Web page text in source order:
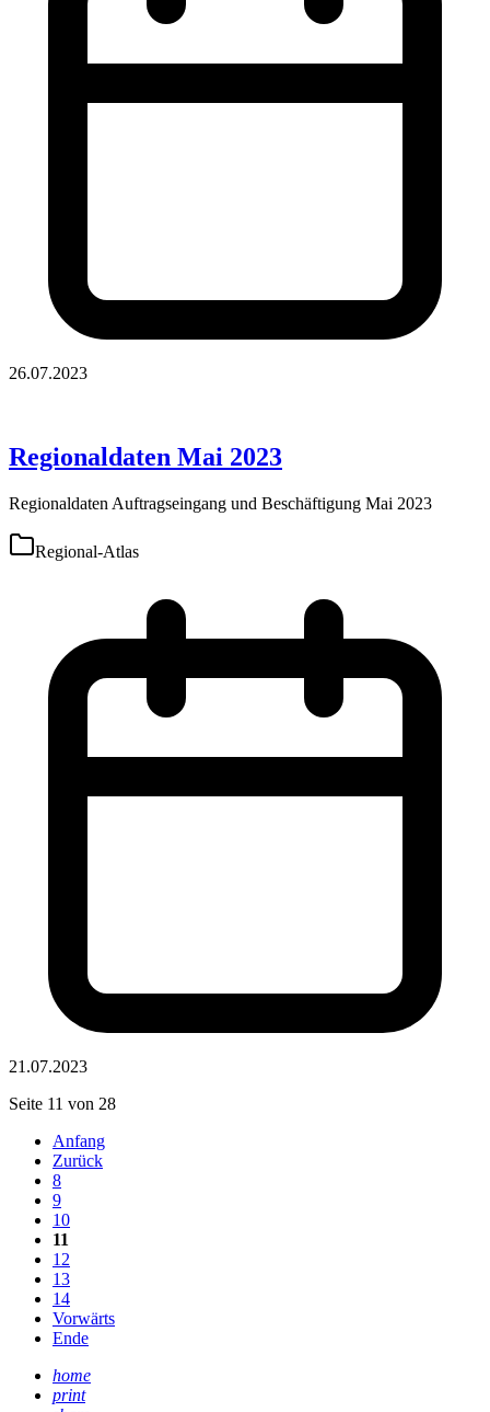
26.07.2023
Regionaldaten Mai 2023
Regionaldaten Auftragseingang und Beschäftigung Mai 2023
Regional-Atlas
21.07.2023
Seite 11 von 28
Anfang
Zurück
8
9
10
11
12
13
14
Vorwärts
Ende
home
print